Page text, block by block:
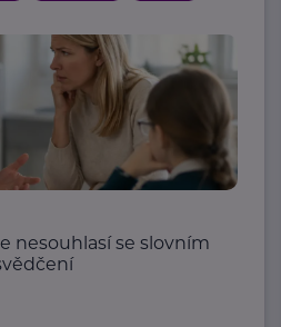
nesouhlasí se slovním